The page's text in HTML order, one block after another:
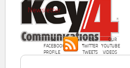
OUR
FACEBOOK
PROFILE
OUR
TWITTER
TWEETS
OUR
YOUTUBE
VIDEOS
Newsletter